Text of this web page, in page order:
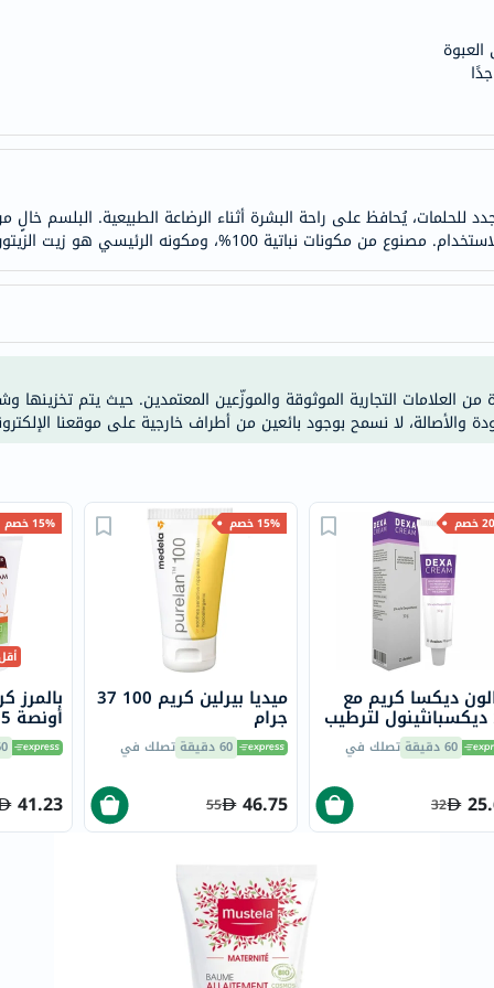
Biochem
skinceuticals
feel
true-
honey
أساسيات
العناية
خسارة
الوزن
فحص
صحي
روتيني
الصحي
Original
اختبار
التحسس
الحالة
الصحية
البشرة
والشعر
يُحافظ على راحة البشرة أثناء الرضاعة الطبيعية. البلسم خالٍ
الرئيسي هو زيت الزيتون، المعروف بخصائصه المُغذية.
من العلامات التجارية الموثوقة والموزّعين المعتمدين. حيث يتم
والأصالة، لا نسمح بوجود بائعين من أطراف خارجية على موقعنا
15% خصم
أونصة 125 جرام
60
41.23
15% خصم
ميديا بيرلين كريم 100 37
جرام
60 دقيقة تصلك في
46.75
55
ديكسا كريم مع
ديكسبانثينول لترطيب
الحلمات المتشققة 30 60 دقيقة تصلك في
32